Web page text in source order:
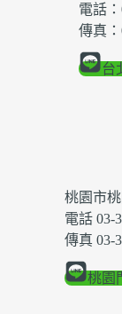
電話
傳真：
台
桃園市
電話 03-
傳真 03-
桃園